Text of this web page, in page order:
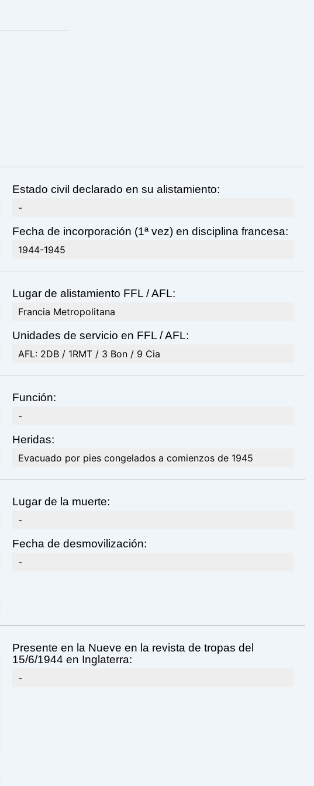
Estado civil declarado en su alistamiento:
-
Fecha de incorporación (1ª vez) en disciplina francesa:
1944-1945
Lugar de alistamiento FFL / AFL:
Francia Metropolitana
Unidades de servicio en FFL / AFL:
AFL: 2DB / 1RMT / 3 Bon / 9 Cia
Función:
-
Heridas:
Evacuado por pies congelados a comienzos de 1945
Lugar de la muerte:
-
Fecha de desmovilización:
-
Presente en la Nueve en la revista de tropas del
15/6/1944 en Inglaterra:
-